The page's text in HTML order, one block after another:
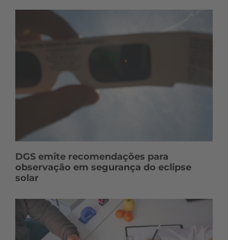
DGS emite recomendações para
observação em segurança do eclipse
solar